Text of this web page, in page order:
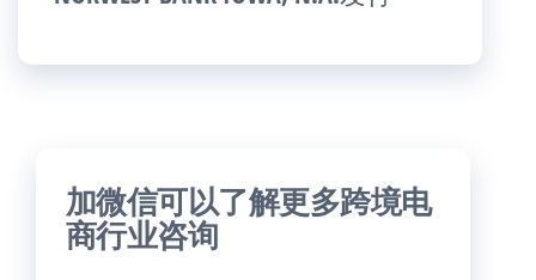
加微信可以了解更多跨境电
商行业咨询